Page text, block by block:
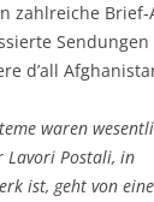
zahlreiche
d’all
waren
Lavori Postali, in
ist, geht von